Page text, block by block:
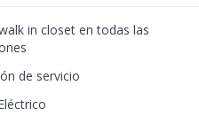
in closet en todas las
de servicio